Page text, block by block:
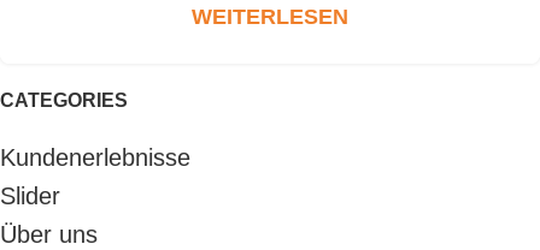
WEITERLESEN
CATEGORIES
Kundenerlebnisse
Slider
Über uns